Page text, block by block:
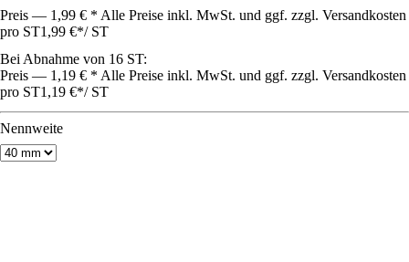
Preis — 1,99 € * Alle Preise inkl. MwSt. und ggf. zzgl. Versandkosten
pro ST1,99 €*/ ST
Bei Abnahme von 16 ST:
Preis — 1,19 € * Alle Preise inkl. MwSt. und ggf. zzgl. Versandkosten
pro ST1,19 €*/ ST
Nennweite